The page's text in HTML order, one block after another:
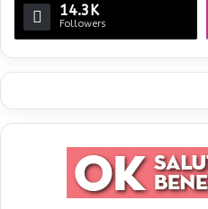
14.3K
Followers